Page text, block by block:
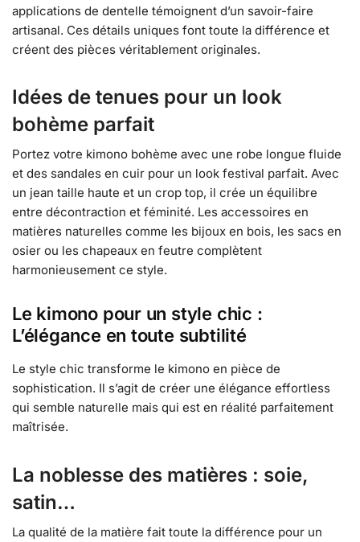
applications de dentelle témoignent d’un savoir-faire
artisanal. Ces détails uniques font toute la différence et
créent des pièces véritablement originales.
Idées de tenues pour un look
bohème parfait
Portez votre kimono bohème avec une robe longue fluide
et des sandales en cuir pour un look festival parfait. Avec
un jean taille haute et un crop top, il crée un équilibre
entre décontraction et féminité. Les accessoires en
matières naturelles comme les bijoux en bois, les sacs en
osier ou les chapeaux en feutre complètent
harmonieusement ce style.
Le kimono pour un style chic :
L’élégance en toute subtilité
Le style chic transforme le kimono en pièce de
sophistication. Il s’agit de créer une élégance effortless
qui semble naturelle mais qui est en réalité parfaitement
maîtrisée.
La noblesse des matières : soie,
satin…
La qualité de la matière fait toute la différence pour un